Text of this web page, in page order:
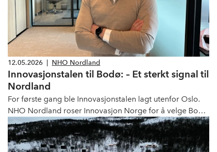
12.05.2026 NHO Nordland
Innovasjonstalen til Bodø: – Et sterkt signal til
Nordland
For første gang ble Innovasjonstalen lagt utenfor Oslo.
NHO Nordland roser Innovasjon Norge for å velge Bodø
– og for å løfte innovasjon, beredskap og næringslivets
rolle i en mer urolig tid.